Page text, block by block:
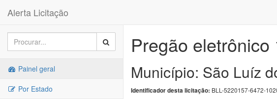
Alerta Licitação
Painel geral
Por Estado
Pregão eletrônico
Município: São Luíz
Identificador desta licitação: BLL-5220157-6472-